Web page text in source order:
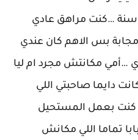
…كنت مراهق عادي
بس الاهم كان عندي
…أمي مكانتش مجرد ام ليا
دايما صاحبتي اللي
كنت بعمل المستحيل
تماما اللي مكانش